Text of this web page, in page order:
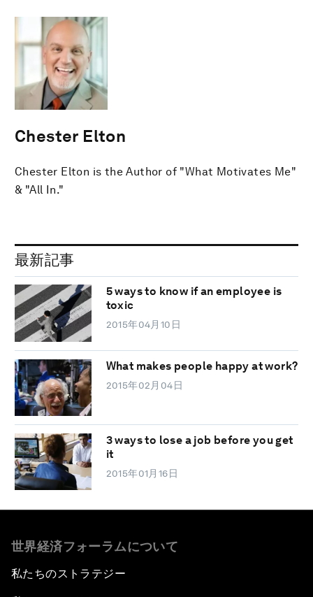
Chester Elton
Chester Elton is the Author of "What Motivates Me"
& "All In."
最新記事
5 ways to know if an employee is
toxic
2015年04月10日
What makes people happy at work?
2015年02月04日
3 ways to lose a job before you get
it
2015年01月16日
世界経済フォーラムについて
私たちのストラテジー